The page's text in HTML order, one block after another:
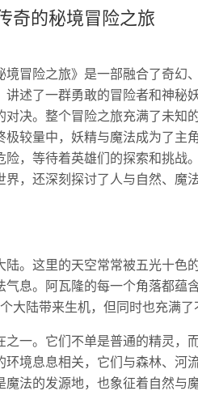
奇的秘境冒险之旅
境冒险之旅》是一部融合了奇幻
述了一群勇敢的冒险者和神秘
决。整个冒险之旅充满了未知
较量中，妖精与魔法成为了主
，等待着英雄们的探索和挑战
，还深刻探讨了人与自然、魔
。这里的天空常常被五光十色
息。阿瓦隆的每一个角落都蕴
大陆带来生机，但同时也充满了
一。它们不单是普通的精灵，
境息息相关，它们与森林、河
法的发源地，也象征着自然与